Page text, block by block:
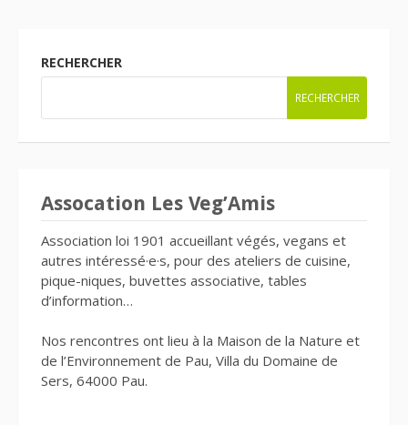
RECHERCHER
RECHERCHER
Assocation Les Veg’Amis
Association loi 1901 accueillant végés, vegans et
autres intéressé·e·s, pour des ateliers de cuisine,
pique-niques, buvettes associative, tables
d’information…
Nos rencontres ont lieu à la Maison de la Nature et
de l’Environnement de Pau, Villa du Domaine de
Sers, 64000 Pau.